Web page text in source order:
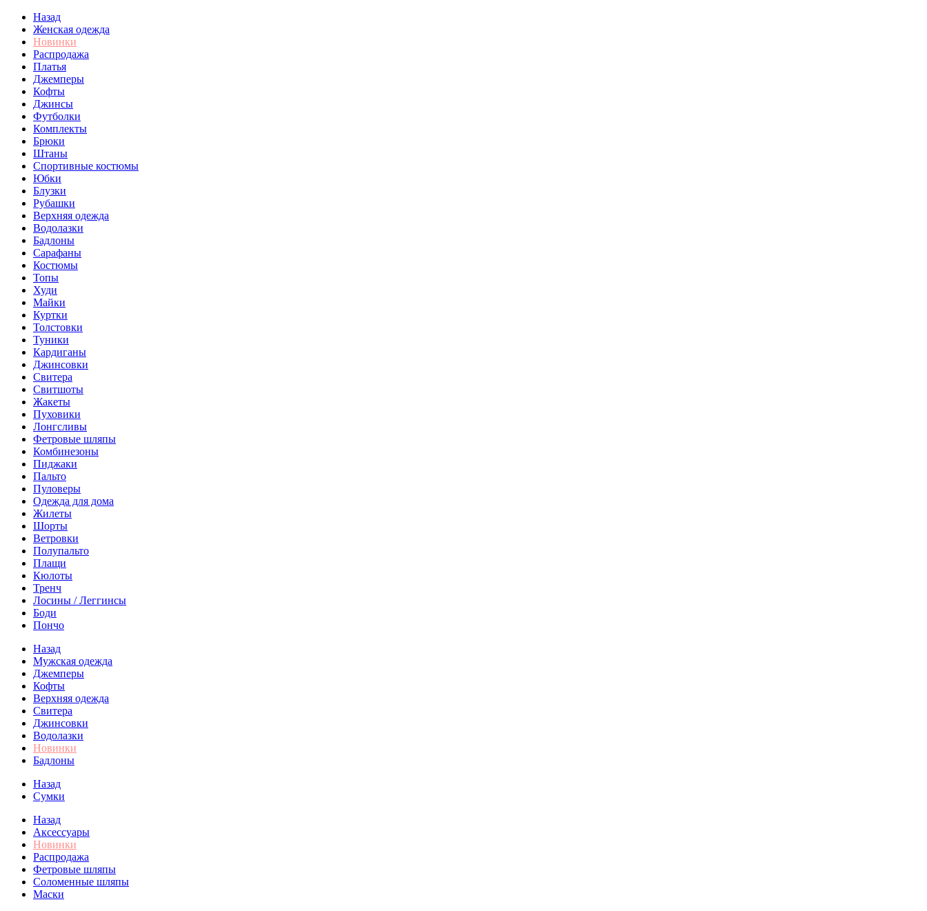
Назад
Женская одежда
Новинки
Распродажа
Платья
Джемперы
Кофты
Джинсы
Футболки
Комплекты
Брюки
Штаны
Спортивные костюмы
Юбки
Блузки
Рубашки
Верхняя одежда
Водолазки
Бадлоны
Сарафаны
Костюмы
Топы
Худи
Майки
Куртки
Толстовки
Туники
Кардиганы
Джинсовки
Свитера
Свитшоты
Жакеты
Пуховики
Лонгсливы
Фетровые шляпы
Комбинезоны
Пиджаки
Пальто
Пуловеры
Одежда для дома
Жилеты
Шорты
Ветровки
Полупальто
Плащи
Кюлоты
Тренч
Лосины / Леггинсы
Боди
Пончо
Назад
Мужская одежда
Джемперы
Кофты
Верхняя одежда
Свитера
Джинсовки
Водолазки
Новинки
Бадлоны
Назад
Сумки
Назад
Аксессуары
Новинки
Распродажа
Фетровые шляпы
Соломенные шляпы
Маски